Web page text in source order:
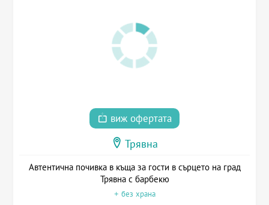
виж офертата
Трявна
Автентична почивка в къща за гости в сърцето на град
Трявна с барбекю
+ без храна